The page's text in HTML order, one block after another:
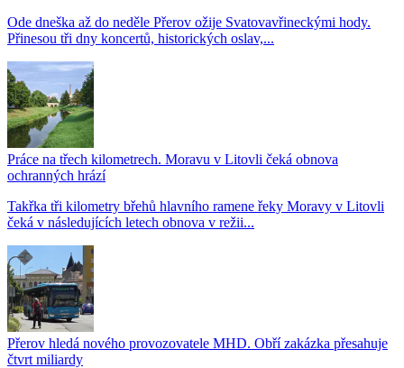
Ode dneška až do neděle Přerov ožije Svatovavřineckými hody.
Přinesou tři dny koncertů, historických oslav,...
Práce na třech kilometrech. Moravu v Litovli čeká obnova
ochranných hrází
Takřka tři kilometry břehů hlavního ramene řeky Moravy v Litovli
čeká v následujících letech obnova v režii...
Přerov hledá nového provozovatele MHD. Obří zakázka přesahuje
čtvrt miliardy